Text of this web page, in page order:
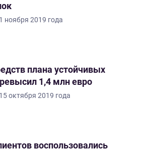
ноября 2019 года
плана устойчивых
1,4 млн евро
октября 2019 года
воспользовались